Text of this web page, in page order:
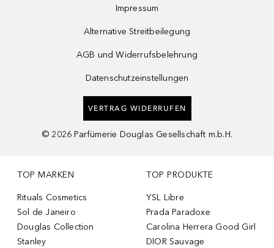
Impressum
Alternative Streitbeilegung
AGB und Widerrufsbelehrung
Datenschutzeinstellungen
VERTRAG WIDERRUFEN
© 2026 Parfümerie Douglas Gesellschaft m.b.H.
TOP MARKEN
Rituals Cosmetics
Sol de Janeiro
Douglas Collection
Stanley
TOP PRODUKTE
YSL Libre
Prada Paradoxe
Carolina Herrera Good Girl
DIOR Sauvage